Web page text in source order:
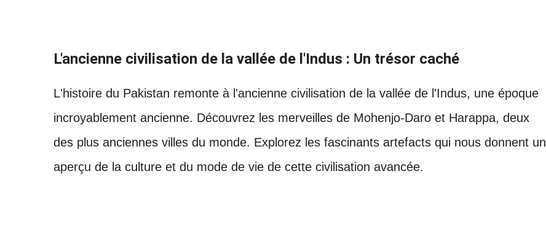
L'ancienne civilisation de la vallée de l'Indus : Un trésor caché
L'histoire du Pakistan remonte à l'ancienne civilisation de la vallée de l'Indus, une époque
incroyablement ancienne. Découvrez les merveilles de Mohenjo-Daro et Harappa, deux
des plus anciennes villes du monde. Explorez les fascinants artefacts qui nous donnent un
aperçu de la culture et du mode de vie de cette civilisation avancée.